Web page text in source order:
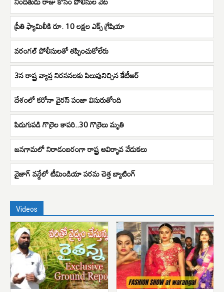
ప్రీతి ఫ్యామిలీకి రూ. 10 లక్షల ఎక్స్ గ్రేషియా
వరంగల్ పోలీసులతో తప్పించుకోలేరు
3న రాష్ట్ర వ్యాప్త నిరసనలకు పిలుపునిచ్చిన కేటీఆర్
దేశంలో క‌రోనా వైర‌స్ పంజా విసురుతోంది
పిడుగుపడి గొర్రెల కాపరి..30 గొర్రెలు మృతి
జనగామలో నిరాడంబరంగా రాష్ట్ర ఆవిర్భావ వేడుకలు
వైజాగ్ వన్డేలో టీమిండియా పరమ చెత్త బ్యాటింగ్
Videos